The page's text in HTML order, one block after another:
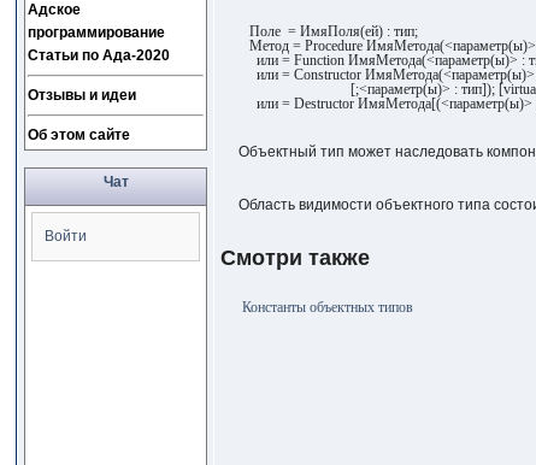
Адское
программирование
Статьи по Ада-2020
Отзывы и идеи
Об этом сайте
Чат
Войти
Поле = ИмяПоля(ей) : тип;
Метод = Procedure
или = Function ИмяМетода(<параметр(ы)> :
или = Constructor ИмяМетода(<параметр(ы)>
[;<параметр(ы)> : тип]);
или = Destructor ИмяМетода[(<параметр(ы)>
Объектный тип может наследовать
Область видимости объектного типа
Смотри также
Константы объектных типов